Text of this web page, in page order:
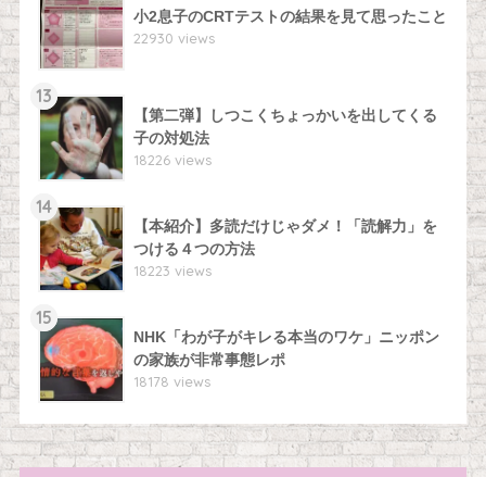
小2息子のCRTテストの結果を見て思ったこと
22930 views
13
【第二弾】しつこくちょっかいを出してくる
子の対処法
18226 views
14
【本紹介】多読だけじゃダメ！「読解力」を
つける４つの方法
18223 views
15
NHK「わが子がキレる本当のワケ」ニッポン
の家族が非常事態レポ
18178 views